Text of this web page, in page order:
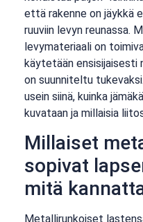
että rakenne on jäykkä
ruuviin levyn reunassa.
levymateriaali on
käytetään ensisijaisesti
on suunniteltu
usein siinä, kuinka
kuvataan ja millaisia
Millaiset
sopivat
mitä
Metallirunkoiset